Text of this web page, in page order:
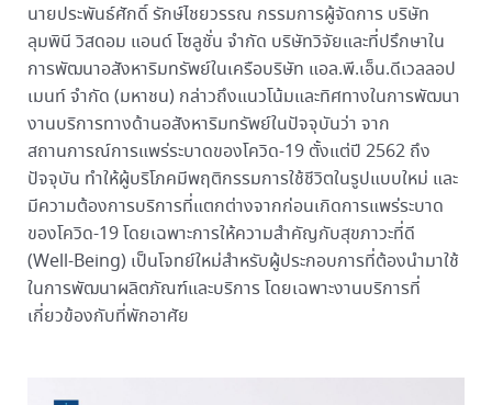
นายประพันธ์ศักดิ์ รักษ์ไชยวรรณ กรรมการผู้จัดการ บริษัท
ลุมพินี วิสดอม แอนด์ โซลูชั่น จำกัด บริษัทวิจัยและที่ปรึกษาใน
การพัฒนาอสังหาริมทรัพย์ในเครือบริษัท แอล.พี.เอ็น.ดีเวลลอป
เมนท์ จำกัด (มหาชน) กล่าวถึงแนวโน้มและทิศทางในการพัฒนา
งานบริการทางด้านอสังหาริมทรัพย์ในปัจจุบันว่า จาก
สถานการณ์การแพร่ระบาดของโควิด-19 ตั้งแต่ปี 2562 ถึง
ปัจจุบัน ทำให้ผู้บริโภคมีพฤติกรรมการใช้ชีวิตในรูปแบบใหม่ และ
มีความต้องการบริการที่แตกต่างจากก่อนเกิดการแพร่ระบาด
ของโควิด-19 โดยเฉพาะการให้ความสำคัญกับสุขภาวะที่ดี
(Well-Being) เป็นโจทย์ใหม่สำหรับผู้ประกอบการที่ต้องนำมาใช้
ในการพัฒนาผลิตภัณฑ์และบริการ โดยเฉพาะงานบริการที่
เกี่ยวข้องกับที่พักอาศัย